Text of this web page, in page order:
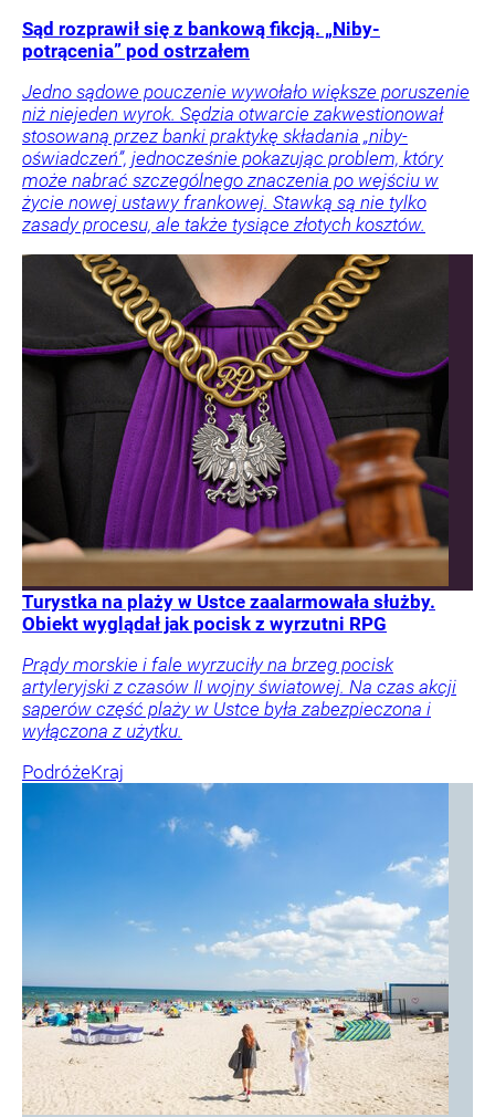
Sąd rozprawił się z bankową fikcją. „Niby-
potrącenia” pod ostrzałem
Jedno sądowe pouczenie wywołało większe poruszenie
niż niejeden wyrok. Sędzia otwarcie zakwestionował
stosowaną przez banki praktykę składania „niby-
oświadczeń”, jednocześnie pokazując problem, który
może nabrać szczególnego znaczenia po wejściu w
życie nowej ustawy frankowej. Stawką są nie tylko
zasady procesu, ale także tysiące złotych kosztów.
Turystka na plaży w Ustce zaalarmowała służby.
Obiekt wyglądał jak pocisk z wyrzutni RPG
Prądy morskie i fale wyrzuciły na brzeg pocisk
artyleryjski z czasów II wojny światowej. Na czas akcji
saperów część plaży w Ustce była zabezpieczona i
wyłączona z użytku.
PodróżeKraj